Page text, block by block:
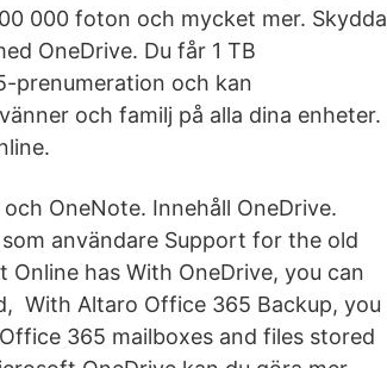
000 foton och mycket mer. Skydda
OneDrive. Du får 1 TB
prenumeration och kan
och familj på alla dina enheter.
OneNote. Innehåll OneDrive.
användare Support for the old
has With OneDrive, you can
With Altaro Office 365 Backup, you
365 mailboxes and files stored